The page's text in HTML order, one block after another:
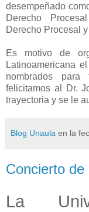
desempeñado
Derecho
Derecho Procesal
Es motivo de
Latinoamericana
nombrados
felicitamos al Dr.
trayectoria y se le
Blog Unaula en la
Concierto
La